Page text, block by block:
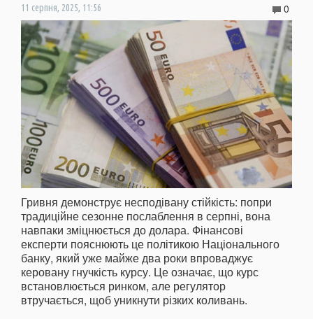
11 серпня, 2025, 11:56 0
Гривня демонструє несподівану стійкість: попри
традиційне сезонне послаблення в серпні, вона
навпаки зміцнюється до долара. Фінансові
експерти пояснюють це політикою Національного
банку, який уже майже два роки впроваджує
керовану гнучкість курсу. Це означає, що курс
встановлюється ринком, але регулятор
втручається, щоб уникнути різких коливань.